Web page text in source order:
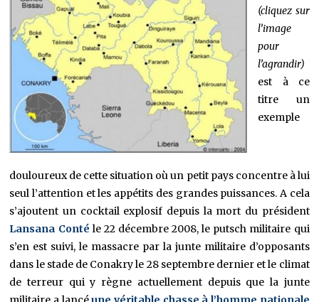
(cliquez sur
l’image
pour
l’agrandir)
est à ce
titre un
exemple
douloureux de cette situation où un petit pays concentre à lui
seul l’attention et les appétits des grandes puissances. A cela
s’ajoutent un cocktail explosif depuis la mort du président
Lansana Contéle 22 décembre 2008, le putsch militaire qui
s’en est suivi, le massacre par la junte militaire d’opposants
dans le stade de Conakry le 28 septembre dernier et le climat
de terreur qui y règne actuellement depuis que la junte